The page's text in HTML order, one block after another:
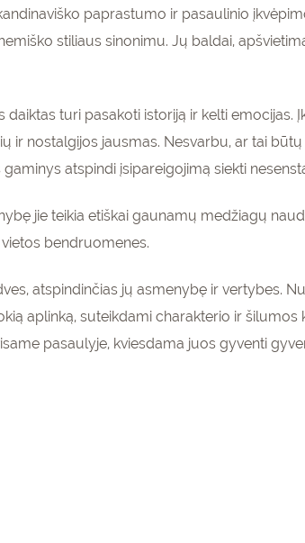
paprastumo ir pasaulinio
stiliaus sinonimu. Jų baldai,
daiktas turi pasakoti istoriją ir kelti
ir nostalgijos jausmas. Nesvarbu, ar tai
atspindi įsipareigojimą siekti
jie teikia etiškai gaunamų medžiagų
bendruomenes.
atspindinčias jų asmenybę ir vertybes.
aplinką, suteikdami charakterio ir
pasaulyje, kviesdama juos gyventi